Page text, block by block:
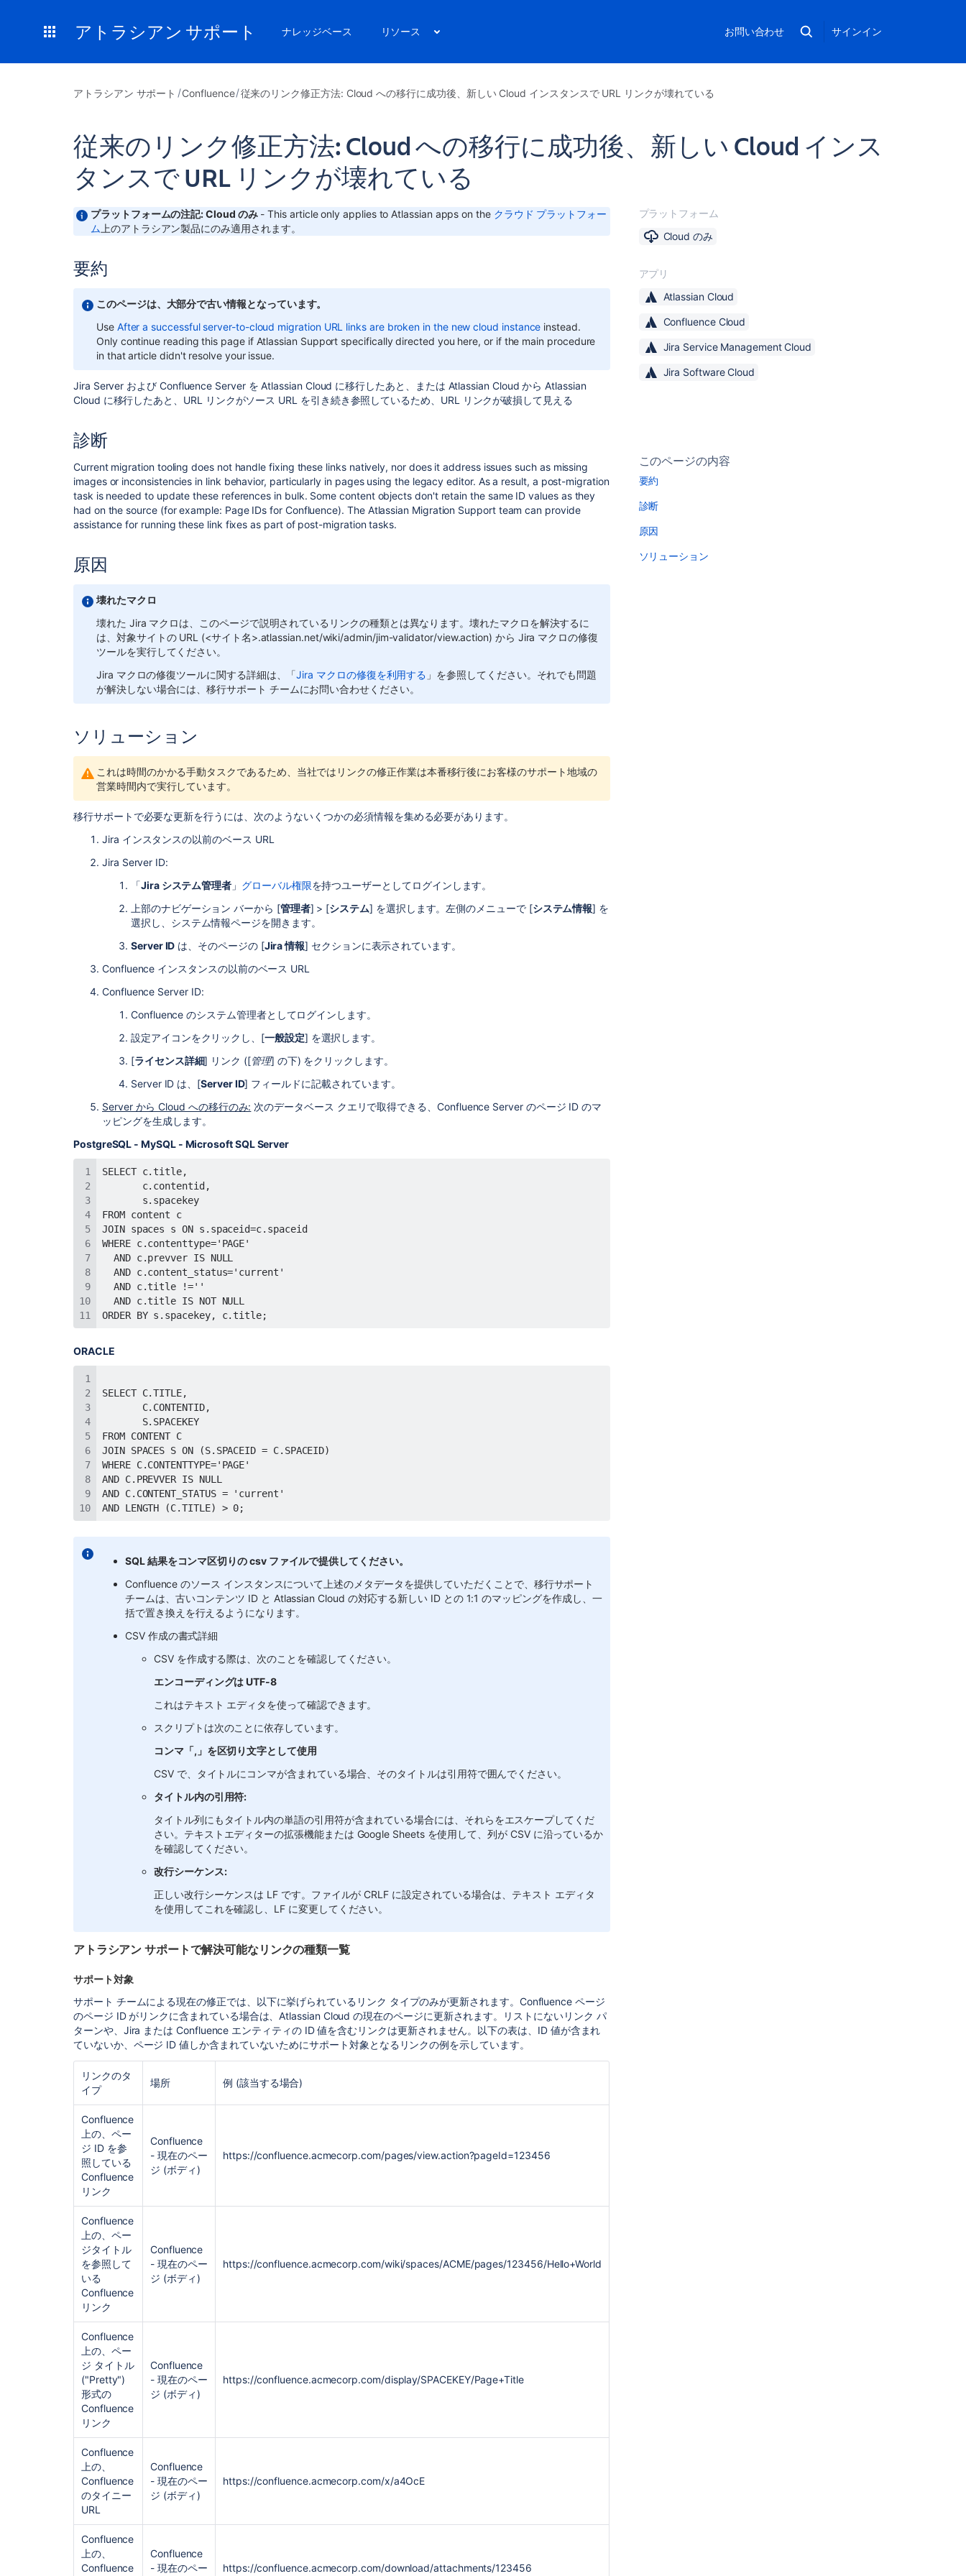
アトラシアン サポート ナレッジベース リソース お問い合わせ サインイン
アトラシアン サポート Confluence 従来のリンク修正方法: Cloud への移行に成功後、新しい Cloud インスタンスで URL リンクが壊れている
従来のリンク修正方法: Cloud への移行に成功後、新しい Cloud インス
タンスで URL リンクが壊れている
プラットフォームの注記: Cloud のみ - This article only applies to Atlassian apps on the クラウド プラットフォー
ム 上のアトラシアン製品にのみ適用されます。
要約
このページは、大部分で古い情報となっています。
Use After a successful server-to-cloud migration URL links are broken in the new cloud instance instead.
Only continue reading this page if Atlassian Support specifically directed you here, or if the main procedure
in that article didn't resolve your issue.
Jira Server および Confluence Server を Atlassian Cloud に移行したあと、または Atlassian Cloud から Atlassian
Cloud に移行したあと、URL リンクがソース URL を引き続き参照しているため、URL リンクが破損して見える
診断
Current migration tooling does not handle fixing these links natively, nor does it address issues such as missing
images or inconsistencies in link behavior, particularly in pages using the legacy editor. As a result, a post-migration
task is needed to update these references in bulk. Some content objects don't retain the same ID values as they
had on the source (for example: Page IDs for Confluence). The Atlassian Migration Support team can provide
assistance for running these link fixes as part of post-migration tasks.
原因
壊れたマクロ
壊れた Jira マクロは、このページで説明されているリンクの種類とは異なります。壊れたマクロを解決するに
は、対象サイトの URL (<サイト名>.atlassian.net/wiki/admin/jim-validator/view.action) から Jira マクロの修復
ツールを実行してください。
Jira マクロの修復ツールに関する詳細は、「Jira マクロの修復を利用する 」を参照してください。それでも問題
が解決しない場合には、移行サポート チームにお問い合わせください。
ソリューション
これは時間のかかる手動タスクであるため、当社ではリンクの修正作業は本番移行後にお客様のサポート地域の
営業時間内で実行しています。
移行サポートで必要な更新を行うには、次のようないくつかの必須情報を集める必要があります。
Jira インスタンスの以前のベース URL
Jira Server ID:
「Jira システム管理者 」 グローバル権限を持つユーザーとしてログインします。
上部のナビゲーション バーから [管理者] > [システム] を選択します。左側のメニューで [システム情報] を
選択し、システム情報ページを開きます。
Server ID は、そのページの [Jira 情報] セクションに表示されています。
Confluence インスタンスの以前のベース URL
Confluence Server ID:
Confluence のシステム管理者としてログインします。
設定アイコンをクリックし、[一般設定] を選択します。
[ライセンス詳細] リンク ([管理] の下) をクリックします。
Server ID は、[Server ID] フィールドに記載されています。
Server から Cloud への移行のみ: 次のデータベース クエリで取得できる、Confluence Server のページ ID のマ
ッピングを生成します。
PostgreSQL - MySQL - Microsoft SQL Server
       s.spacekey
ORDER BY s.spacekey, c.title;
ORACLE
       S.SPACEKEY
AND LENGTH (C.TITLE) > 0;
SQL 結果をコンマ区切りの csv ファイルで提供してください。
Confluence のソース インスタンスについて上述のメタデータを提供していただくことで、移行サポート
チームは、古いコンテンツ ID と Atlassian Cloud の対応する新しい ID との 1:1 のマッピングを作成し、一
括で置き換えを行えるようになります。
CSV 作成の書式詳細
CSV を作成する際は、次のことを確認してください。
エンコーディングは UTF-8
これはテキスト エディタを使って確認できます。
スクリプトは次のことに依存しています。
コンマ「,」を区切り文字として使用
CSV で、タイトルにコンマが含まれている場合、そのタイトルは引用符で囲んでください。
タイトル内の引用符:
タイトル列にもタイトル内の単語の引用符が含まれている場合には、それらをエスケープしてくだ
さい。テキストエディターの拡張機能または Google Sheets を使用して、列が CSV に沿っているか
を確認してください。
改行シーケンス:
正しい改行シーケンスは LF です。ファイルが CRLF に設定されている場合は、テキスト エディタ
を使用してこれを確認し、LF に変更してください。
アトラシアン サポートで解決可能なリンクの種類一覧
サポート対象
サポート チームによる現在の修正では、以下に挙げられているリンク タイプのみが更新されます。Confluence ページ
のページ ID がリンクに含まれている場合は、Atlassian Cloud の現在のページに更新されます。リストにないリンク パ
ターンや、Jira または Confluence エンティティの ID 値を含むリンクは更新されません。以下の表は、ID 値が含まれ
ていないか、ページ ID 値しか含まれていないためにサポート対象となるリンクの例を示しています。
リンクのタ
イプ
場所 例 (該当する場合)
Confluence
上の、ペー
ジ ID を参
照している
Confluence
リンク
Confluence
- 現在のペー
ジ (ボディ)
https://confluence.acmecorp.com/pages/view.action?pageId=123456
Confluence
上の、ペー
ジタイトル
を参照して
いる
Confluence
リンク
Confluence
- 現在のペー
ジ (ボディ)
https://confluence.acmecorp.com/wiki/spaces/ACME/pages/123456/Hello+World
Confluence
上の、ペー
ジ タイトル
("Pretty")
形式の
Confluence
リンク
Confluence
- 現在のペー
ジ (ボディ)
https://confluence.acmecorp.com/display/SPACEKEY/Page+Title
Confluence
上の、
Confluence
のタイニー
URL
Confluence
- 現在のペー
ジ (ボディ)
https://confluence.acmecorp.com/x/a4OcE
Confluence
上の、
Confluence
Confluence
- 現在のペー
https://confluence.acmecorp.com/download/attachments/123456
プラットフォーム
Cloud のみ
アプリ
Atlassian Cloud
Confluence Cloud
Jira Service Management Cloud
Jira Software Cloud
このページの内容
要約
診断
原因
ソリューション